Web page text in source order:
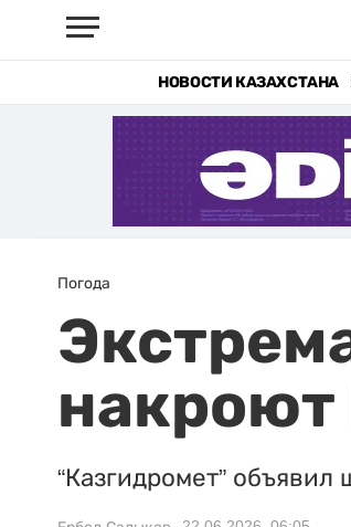
НОВОСТИ КАЗАХСТАНА
Погода
накроют
“Казгидромет”